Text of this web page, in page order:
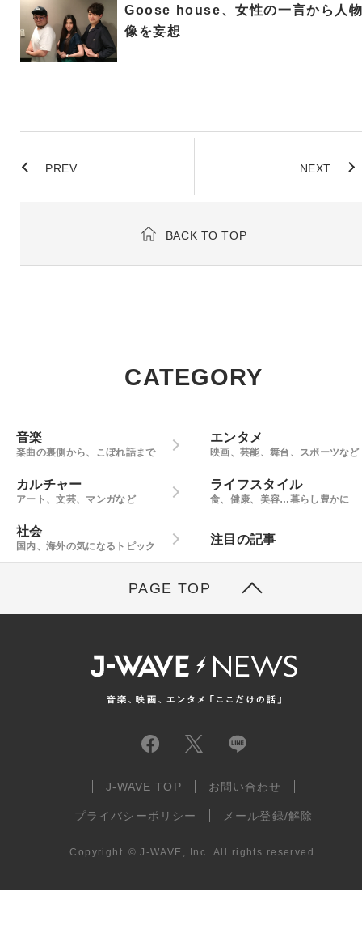
Goose house、女性の一言から人
像を妄想
PREV NEXT
BACK TO TOP
CATEGORY
音楽
楽曲の裏側から、こぼれ話まで
エンタメ
映画、芸能、舞台、スポーツなど
カルチャー
アート、文芸、マンガなど
ライフスタイル
食、健康、美容…暮らし豊かに
社会
国内、海外の気になるトピック
注目の記事
PAGE TOP
J-WAVE TOP お問い合わせ
プライバシーポリシー メール登録/解除
Copyright © J-WAVE, Inc. All rights reserved.